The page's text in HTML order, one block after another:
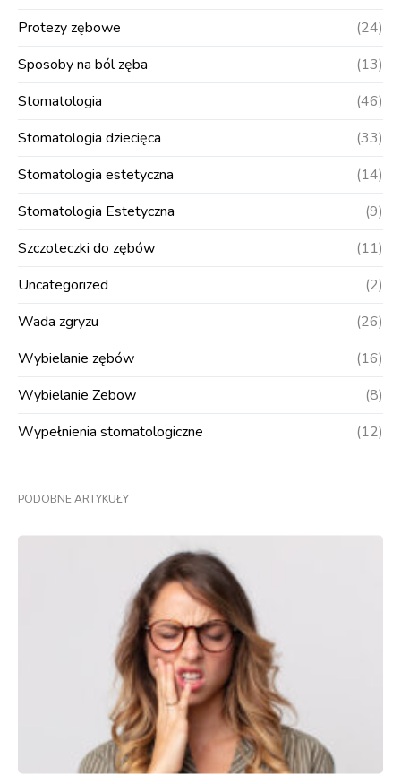
Protezy zębowe
(24)
Sposoby na ból zęba
(13)
Stomatologia
(46)
Stomatologia dziecięca
(33)
Stomatologia estetyczna
(14)
Stomatologia Estetyczna
(9)
Szczoteczki do zębów
(11)
Uncategorized
(2)
Wada zgryzu
(26)
Wybielanie zębów
(16)
Wybielanie Zebow
(8)
Wypełnienia stomatologiczne
(12)
PODOBNE ARTYKUŁY